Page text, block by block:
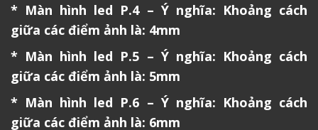
* Màn hình led P.4 – Ý nghĩa: Khoảng cách
giữa các điểm ảnh là: 4mm
* Màn hình led P.5 – Ý nghĩa: Khoảng cách
giữa các điểm ảnh là: 5mm
* Màn hình led P.6 – Ý nghĩa: Khoảng cách
giữa các điểm ảnh là: 6mm